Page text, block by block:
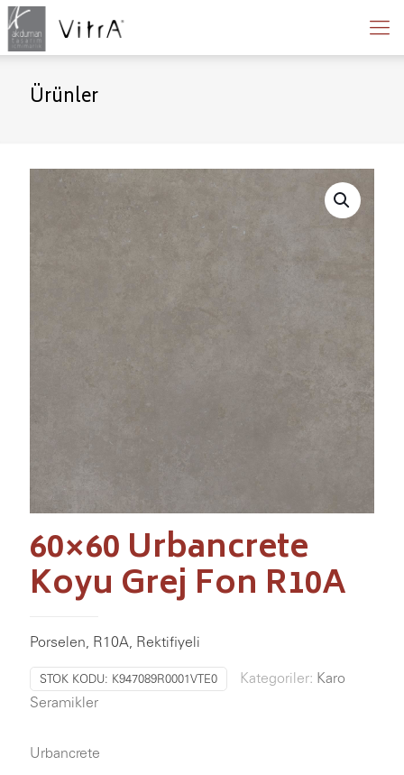
Ürünler
60×60 Urbancrete
Koyu Grej Fon R10A
Porselen, R10A, Rektifiyeli
STOK KODU: K947089R0001VTE0 Kategoriler: Karo
Seramikler
Urbancrete